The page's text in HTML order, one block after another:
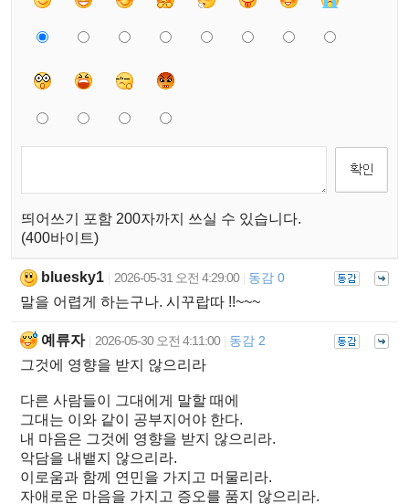
띄어쓰기 포함 200자까지 쓰실 수 있습니다.
(400바이트)
bluesky1 2026-05-31 오전 4:29:00 동감 0
말을 어렵게 하는구나. 시꾸랍따 !!~~~
예류자 2026-05-30 오전 4:11:00 동감 2
그것에 영향을 받지 않으리라
다른 사람들이 그대에게 말할 때에
그대는 이와 같이 공부지어야 한다.
내 마음은 그것에 영향을 받지 않으리라.
악담을 내뱉지 않으리라.
이로움과 함께 연민을 가지고 머물리라.
자애로운 마음을 가지고 증오를 품지 않으리라.